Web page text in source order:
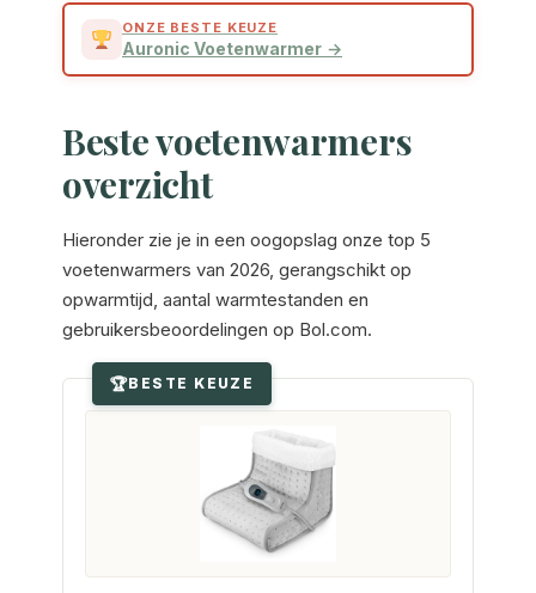
ONZE BESTE KEUZE
Auronic Voetenwarmer
Beste voetenwarmers
overzicht
Hieronder zie je in een oogopslag onze top 5
voetenwarmers van 2026, gerangschikt op
opwarmtijd, aantal warmtestanden en
gebruikersbeoordelingen op Bol.com.
BESTE KEUZE